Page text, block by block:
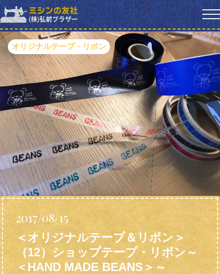
オリジナルテープ・リボン
2017/08/15
＜オリジナルテープ＆リボン＞
（12）ショップテープ・リボン～
＜HAND MADE BEANS＞～